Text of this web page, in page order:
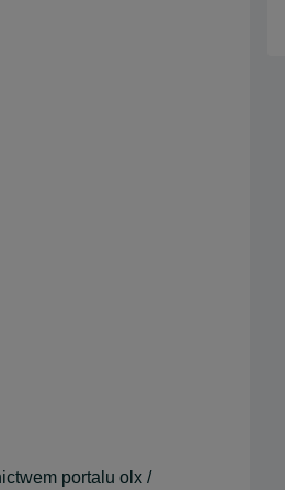
portalu olx /